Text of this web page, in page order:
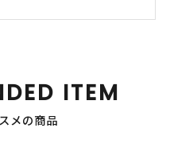
ITEM
メの商品